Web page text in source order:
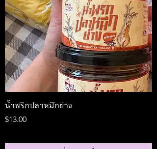
น้ำพริกปลาหมึกย่าง
ราคา
$13.00